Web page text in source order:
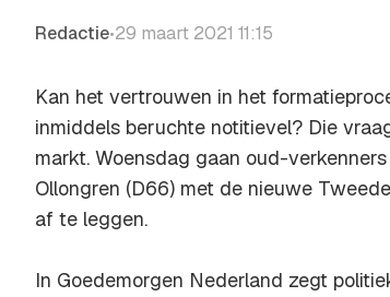
Redactie•29 maart 2021 11:15
Kan het vertrouwen in het
inmiddels beruchte notitievel? Die
markt. Woensdag gaan oud-
Ollongren (D66) met de nieuwe
af te leggen.
In Goedemorgen Nederland zegt